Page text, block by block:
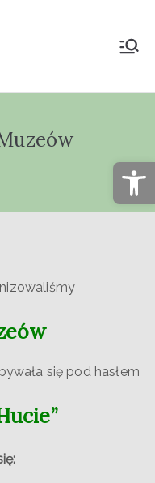
Przyrody
im.
się pod hasłem